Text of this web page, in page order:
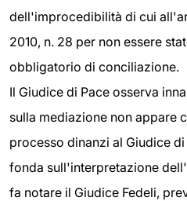
dell'improcedibilità di cui
2010, n. 28 per non essere
obbligatorio di conciliazione.
Il Giudice di Pace osserva
sulla mediazione non appare
processo dinanzi al Giudice
fonda sull'interpretazione
fa notare il Giudice Fedeli,